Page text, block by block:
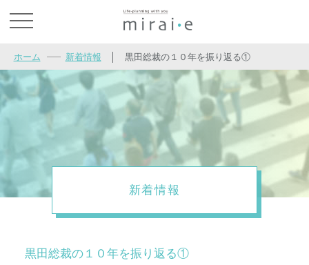
ホーム 新着情報 黒田総裁の１０年を振り返る①
新着情報
黒田総裁の１０年を振り返る①